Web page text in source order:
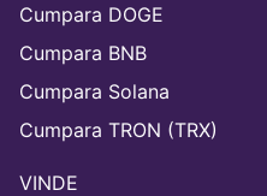
Cumpara DOGE
Cumpara BNB
Cumpara Solana
Cumpara TRON (TRX)
VINDE